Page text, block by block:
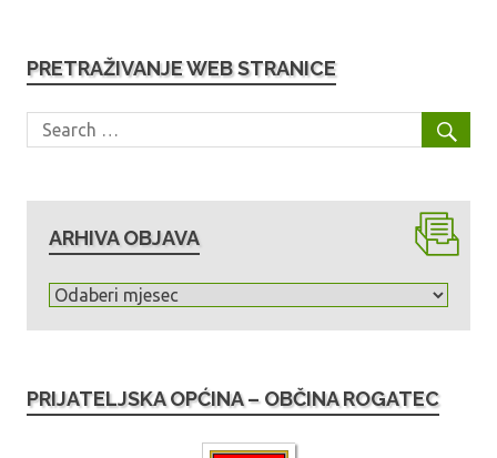
PRETRAŽIVANJE WEB STRANICE
ARHIVA OBJAVA
A
v
PRIJATELJSKA OPĆINA – OBČINA ROGATEC